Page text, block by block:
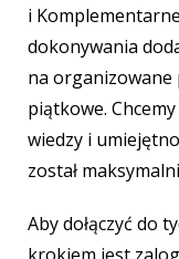
i
dokonywania
na organizowane
piątkowe.
wiedzy i
został
Aby dołączyć do